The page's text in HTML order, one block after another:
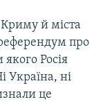
Криму й міста
про
якого Росія
Україна, ні
це